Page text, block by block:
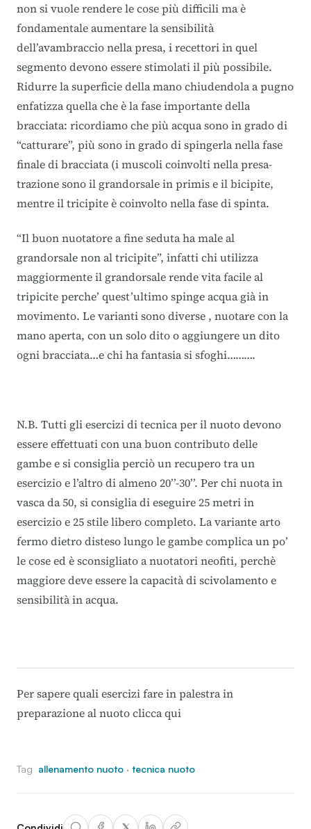
non si vuole rendere le cose più difficili ma è
fondamentale aumentare la sensibilità
dell’avambraccio nella presa, i recettori in quel
segmento devono essere stimolati il più possibile.
Ridurre la superficie della mano chiudendola a pugno
enfatizza quella che è la fase importante della
bracciata: ricordiamo che più acqua sono in grado di
“catturare”, più sono in grado di spingerla nella fase
finale di bracciata (i muscoli coinvolti nella presa-
trazione sono il grandorsale in primis e il bicipite,
mentre il tricipite è coinvolto nella fase di spinta.
“Il buon nuotatore a fine seduta ha male al
grandorsale non al tricipite”, infatti chi utilizza
maggiormente il grandorsale rende vita facile al
tripicite perche’ quest’ultimo spinge acqua già in
movimento. Le varianti sono diverse , nuotare con la
mano aperta, con un solo dito o aggiungere un dito
ogni bracciata…e chi ha fantasia si sfoghi……….
N.B. Tutti gli esercizi di tecnica per il nuoto devono
essere effettuati con una buon contributo delle
gambe e si consiglia perciò un recupero tra un
esercizio e l’altro di almeno 20’’-30’’. Per chi nuota in
vasca da 50, si consiglia di eseguire 25 metri in
esercizio e 25 stile libero completo. La variante arto
fermo dietro disteso lungo le gambe complica un po’
le cose ed è sconsigliato a nuotatori neofiti, perchè
maggiore deve essere la capacità di scivolamento e
sensibilità in acqua.
Per sapere quali esercizi fare in palestra in
preparazione al nuotoclicca qui
Tag allenamento nuoto · tecnica nuoto